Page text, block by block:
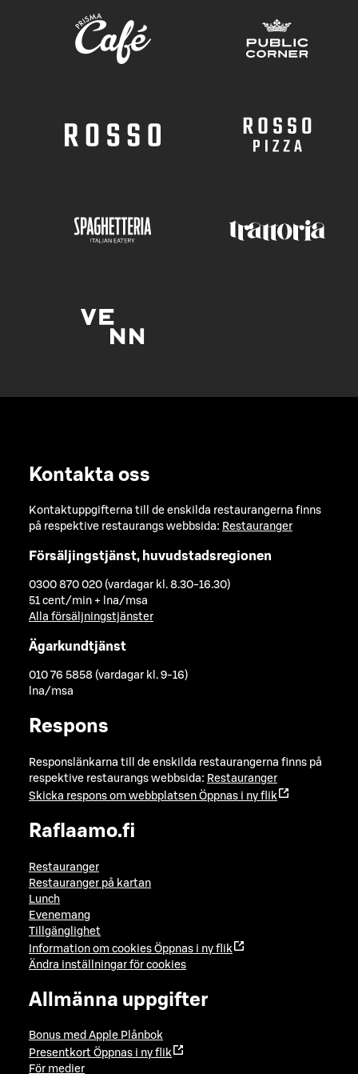
Kontakta oss
Kontaktuppgifterna till de enskilda restaurangerna finns
på respektive restaurangs webbsida: Restauranger
Försäljingstjänst, huvudstadsregionen
0300 870 020 (vardagar kl. 8.30-16.30)
51 cent/min + lna/msa
Alla försäljningstjänster
Ägarkundtjänst
010 76 5858 (vardagar kl. 9-16)
lna/msa
Respons
Responslänkarna till de enskilda restaurangerna finns på
respektive restaurangs webbsida: Restauranger
Skicka respons om webbplatsen Öppnas i ny flik
Raflaamo.fi
Restauranger
Restauranger på kartan
Lunch
Evenemang
Tillgänglighet
Information om cookies Öppnas i ny flik
Ändra inställningar för cookies
Allmänna uppgifter
Bonus med Apple Plånbok
Presentkort Öppnas i ny flik
För medier